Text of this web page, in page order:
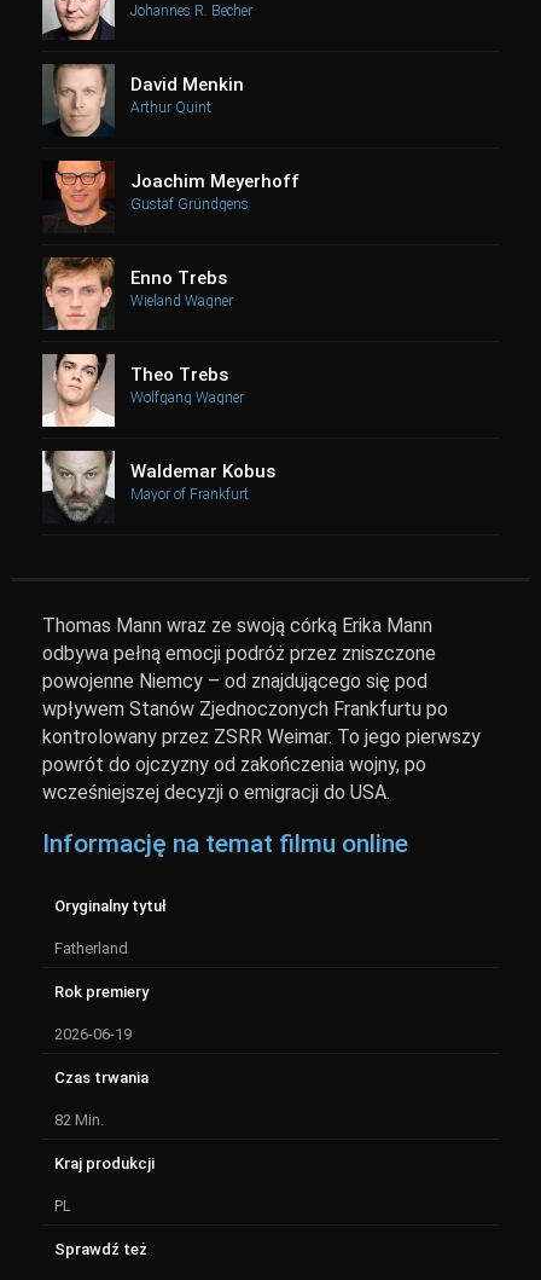
Johannes R. Becher
David Menkin
Arthur Quint
Joachim Meyerhoff
Gustaf Gründgens
Enno Trebs
Wieland Wagner
Theo Trebs
Wolfgang Wagner
Waldemar Kobus
Mayor of Frankfurt
Thomas Mann wraz ze swoją córką Erika Mann
odbywa pełną emocji podróż przez zniszczone
powojenne Niemcy – od znajdującego się pod
wpływem Stanów Zjednoczonych Frankfurtu po
kontrolowany przez ZSRR Weimar. To jego pierwszy
powrót do ojczyzny od zakończenia wojny, po
wcześniejszej decyzji o emigracji do USA.
Informację na temat filmu online
Oryginalny tytuł
Fatherland
Rok premiery
2026-06-19
Czas trwania
82 Min.
Kraj produkcji
PL
Sprawdź też